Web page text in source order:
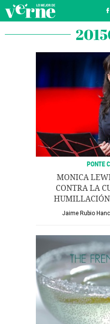
PONTE
MONICA
CONTRA LA
Jaime Rubio